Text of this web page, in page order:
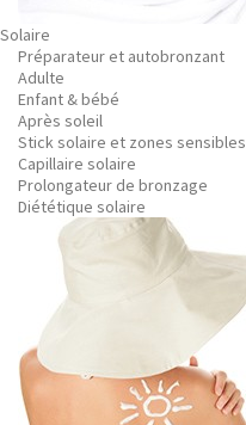
Solaire
Préparateur et autobronzant
Adulte
Enfant & bébé
Après soleil
Stick solaire et zones sensibles
Capillaire solaire
Prolongateur de bronzage
Diététique solaire